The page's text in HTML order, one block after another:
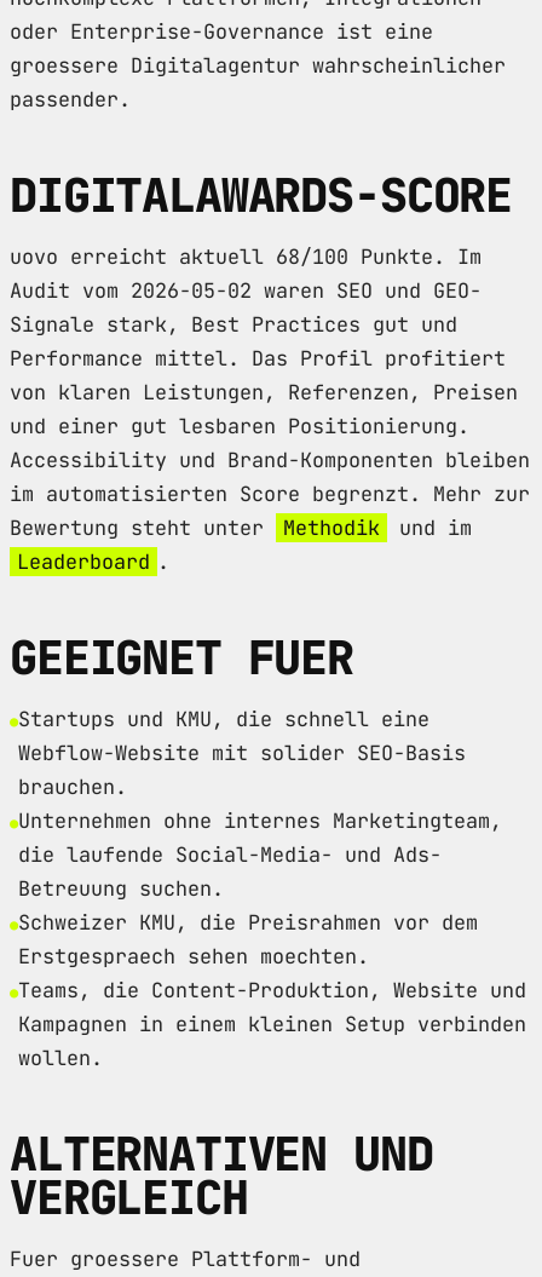
oder Enterprise-Governance ist eine
groessere Digitalagentur wahrscheinlicher
passender.
DIGITALAWARDS-SCORE
uovo erreicht aktuell 68/100 Punkte. Im
Audit vom 2026-05-02 waren SEO und GEO-
Signale stark, Best Practices gut und
Performance mittel. Das Profil profitiert
von klaren Leistungen, Referenzen, Preisen
und einer gut lesbaren Positionierung.
Accessibility und Brand-Komponenten bleiben
im automatisierten Score begrenzt. Mehr zur
Bewertung steht unter
Methodik
und im
Leaderboard .
GEEIGNET FUER
Startups und KMU, die schnell eine
Webflow-Website mit solider SEO-Basis
brauchen.
Unternehmen ohne internes Marketingteam,
die laufende Social-Media- und Ads-
Betreuung suchen.
Schweizer KMU, die Preisrahmen vor dem
Erstgespraech sehen moechten.
Teams, die Content-Produktion, Website und
Kampagnen in einem kleinen Setup verbinden
wollen.
ALTERNATIVEN UND
VERGLEICH
Fuer groessere Plattform- und